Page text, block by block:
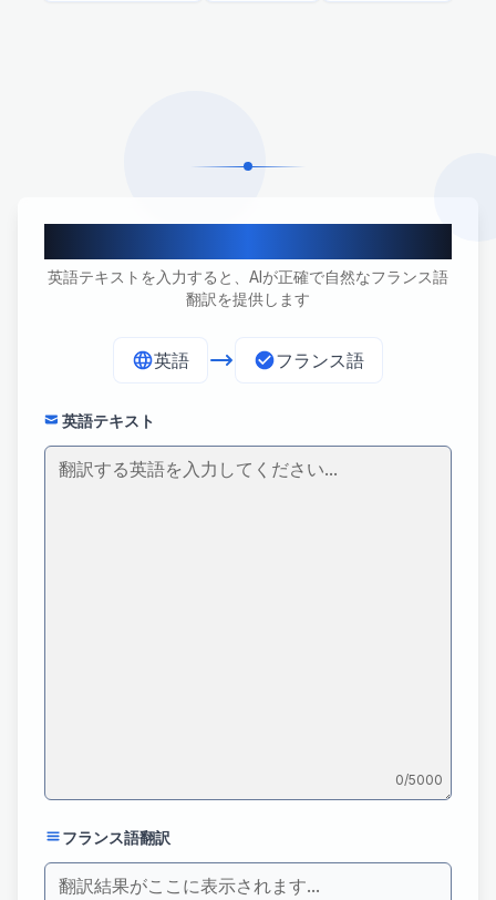
英語テキストを入力すると、AIが正確で自然なフランス語
翻訳を提供します
英語 フランス語
英語テキスト
0/5000
フランス語翻訳